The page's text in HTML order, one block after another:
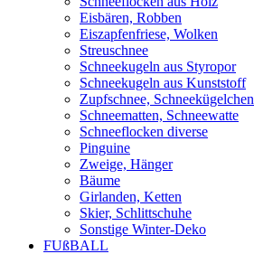
Eisbären, Robben
Eiszapfenfriese, Wolken
Streuschnee
Schneekugeln aus Styropor
Schneekugeln aus Kunststoff
Zupfschnee, Schneekügelchen
Schneematten, Schneewatte
Schneeflocken diverse
Pinguine
Zweige, Hänger
Bäume
Girlanden, Ketten
Skier, Schlittschuhe
Sonstige Winter-Deko
FUßBALL